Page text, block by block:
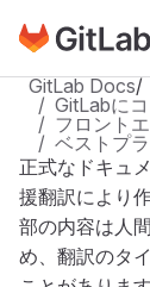
メインコンテ
GitLabドキュ
GitLab Docs/
GitLabに
フロント
ベストプ
正式なドキュ
援翻訳により
部の内容は人
め、翻訳のタ